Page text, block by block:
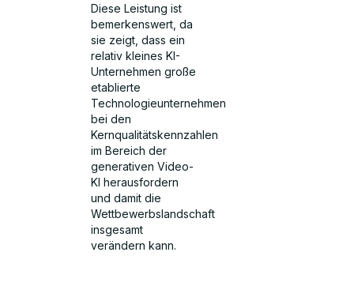
Diese Leistung ist
bemerkenswert, da
sie zeigt, dass ein
relativ kleines KI-
Unternehmen große
etablierte
Technologieunternehmen
bei den
Kernqualitätskennzahlen
im Bereich der
generativen Video-
KI herausfordern
und damit die
Wettbewerbslandschaft
insgesamt
verändern kann.